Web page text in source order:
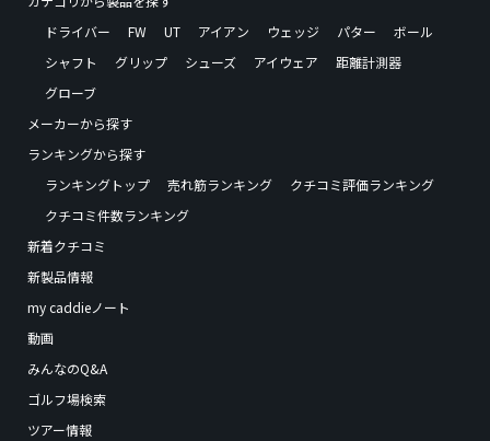
ドライバー
FW UT アイアン ウェッジ パター
ボール
シャフト
グリップ シューズ アイウェア
距離計測器
グローブ
メーカーから探す
ランキングから探す
ランキングトップ
売れ筋ランキング
クチコミ評価ランキング
クチコミ件数ランキング
新着クチコミ
新製品情報
my caddieノート
動画
みんなのQ&A
ゴルフ場検索
ツアー情報